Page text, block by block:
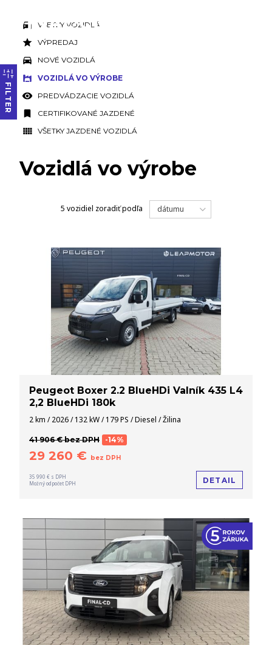
FILTER
VŠETKY VOZIDLÁ
VÝPREDAJ
NOVÉ VOZIDLÁ
VOZIDLÁ VO VÝROBE
PREDVÁDZACIE VOZIDLÁ
CERTIFIKOVANÉ JAZDENÉ
VŠETKY JAZDENÉ VOZIDLÁ
Vozidlá vo výrobe
5 vozidiel zoradiť podľa dátumu
Peugeot Boxer 2.2 BlueHDi Valník 435 L4
2,2 BlueHDi 180k
2 km / 2026 / 132 kW / 179 PS / Diesel / Žilina
41 906 € bez DPH -14%
29 260 € bez DPH
35 990 € s DPH
Možný odpočet DPH
DETAIL